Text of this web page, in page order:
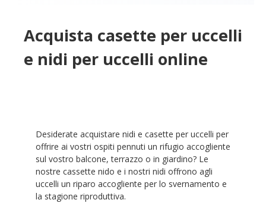
Acquista casette per uccelli
e nidi per uccelli online
Desiderate acquistare nidi e casette per uccelli per
offrire ai vostri ospiti pennuti un rifugio accogliente
sul vostro balcone, terrazzo o in giardino? Le
nostre cassette nido e i nostri nidi offrono agli
uccelli un riparo accogliente per lo svernamento e
la stagione riproduttiva.